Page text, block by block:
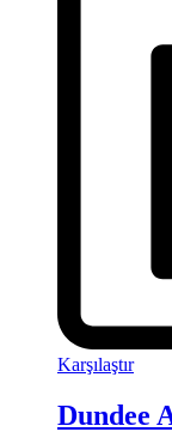
Karşılaştır
Dundee